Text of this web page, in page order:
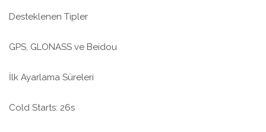
Desteklenen Tipler
GPS, GLONASS ve Beidou
İlk Ayarlama Süreleri
Cold Starts: 26s